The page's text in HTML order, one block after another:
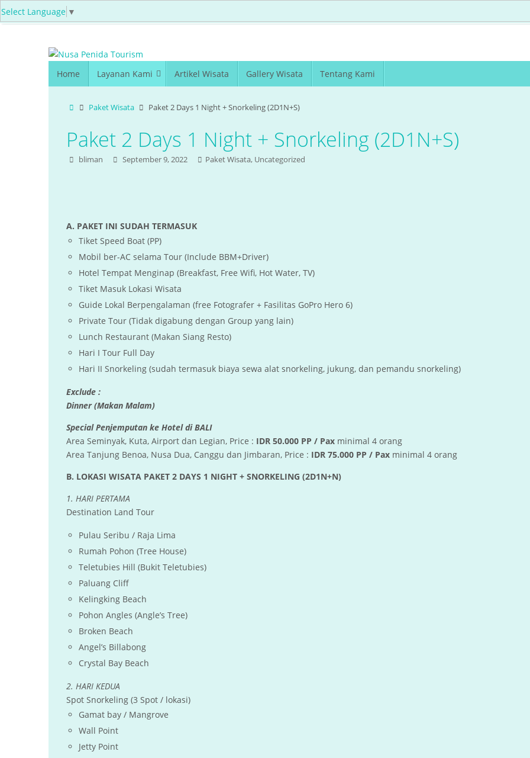
Select Language ▼
Home Layanan Kami Artikel Wisata Gallery Wisata Tentang Kami
Paket Wisata Paket 2 Days 1 Night + Snorkeling (2D1N+S)
Paket 2 Days 1 Night + Snorkeling (2D1N+S)
bliman September 9, 2022 Paket Wisata, Uncategorized
A. PAKET INI SUDAH TERMASUK
Tiket Speed Boat (PP)
Mobil ber-AC selama Tour (Include BBM+Driver)
Hotel Tempat Menginap (Breakfast, Free Wifi, Hot Water, TV)
Tiket Masuk Lokasi Wisata
Guide Lokal Berpengalaman (free Fotografer + Fasilitas GoPro Hero 6)
Private Tour (Tidak digabung dengan Group yang lain)
Lunch Restaurant (Makan Siang Resto)
Hari I Tour Full Day
Hari II Snorkeling (sudah termasuk biaya sewa alat snorkeling, jukung, dan pemandu snorkeling)
Exclude :
Dinner (Makan Malam)
Special Penjemputan ke Hotel di BALI
Area Seminyak, Kuta, Airport dan Legian, Price : IDR 50.000 PP / Pax minimal 4 orang
Area Tanjung Benoa, Nusa Dua, Canggu dan Jimbaran, Price : IDR 75.000 PP / Pax minimal 4 orang
B. LOKASI WISATA PAKET 2 DAYS 1 NIGHT + SNORKELING (2D1N+N)
1. HARI PERTAMA
Destination Land Tour
Pulau Seribu / Raja Lima
Rumah Pohon (Tree House)
Teletubies Hill (Bukit Teletubies)
Paluang Cliff
Kelingking Beach
Pohon Angles (Angle’s Tree)
Broken Beach
Angel’s Billabong
Crystal Bay Beach
2. HARI KEDUA
Spot Snorkeling (3 Spot / lokasi)
Gamat bay / Mangrove
Wall Point
Jetty Point